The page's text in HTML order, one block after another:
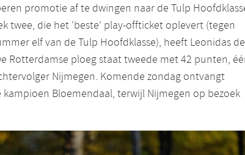
promotie af te dwingen naar de Tulp
twee, die het ‘beste’ play-offticket oplevert (tegen
elf van de Tulp Hoofdklasse), heeft Leonidas de
Rotterdamse ploeg staat tweede met 42 punten,
Nijmegen. Komende zondag ontvangt
kampioen Bloemendaal, terwijl Nijmegen op bezoek